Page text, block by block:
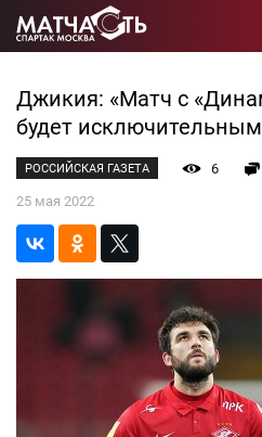
Джикия: «Матч с
будет
РОССИЙСКАЯ ГАЗЕТА 6
25 мая 2022